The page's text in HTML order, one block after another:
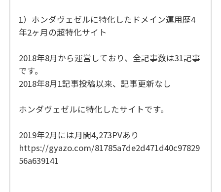
1）ホンダヴェゼルに特化したドメイン運用歴4
年2ヶ月の超特化サイト
2018年8月から運営しており、全記事数は31記事
です。
2018年8月1記事投稿以来、記事更新なし
ホンダヴェゼルに特化したサイトです。
2019年2月には月間4,273PVあり
https://gyazo.com/81785a7de2d471d40c97829
56a639141